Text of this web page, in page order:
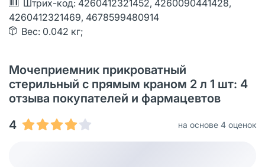
Штрих-код: 4260412321452, 4260090441428,
4260412321469, 4678599480914
Вес: 0.042 кг;
Мочеприемник прикроватный
стерильный с прямым краном 2 л 1 шт: 4
отзыва покупателей и фармацевтов
4
на основе 4 оценок